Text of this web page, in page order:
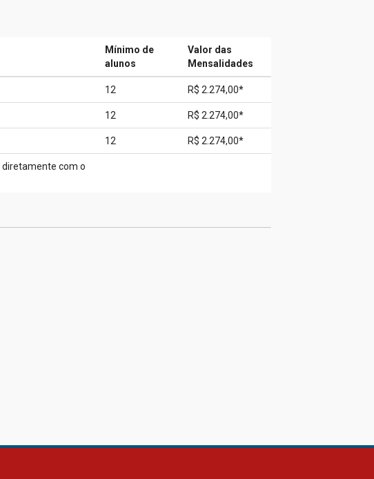
Mínimo de
alunos
Valor das
Mensalidades
12 R$ 2.274,00*
12 R$ 2.274,00*
12 R$ 2.274,00*
com o